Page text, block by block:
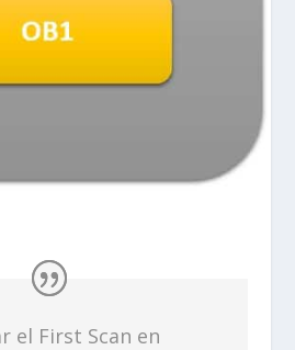
el First Scan en